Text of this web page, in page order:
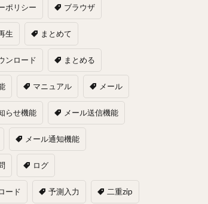
ポリシー ブラウザ
生 まとめて
ンロード まとめる
マニュアル メール
らせ機能 メール送信機能
メール通知機能
ログ
ード 予測入力 二重zip